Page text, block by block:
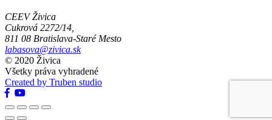
CEEV Živica
Cukrová 2272/14,
811 08 Bratislava-Staré Mesto
labasova@zivica.sk
© 2020 Živica
Všetky práva vyhradené
Created by Truben studio